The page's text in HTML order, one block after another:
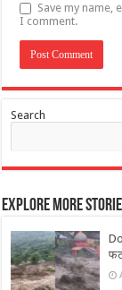
Save my name,
I comment.
Search
Explore More